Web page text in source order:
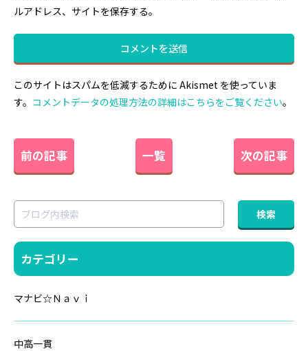
ルアドレス、サイトを保存する。
このサイトはスパムを低減するために Akismet を使っていま
す。 コメントデータの処理方法の詳細はこちらをご覧ください。
前の記事 一覧 次の記事
カテゴリー
マナビ☆Ｎａｖｉ
中高一貫